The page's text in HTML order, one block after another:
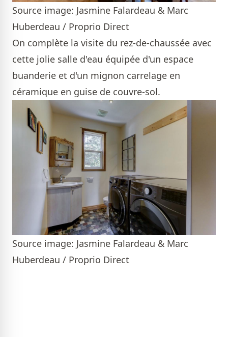
Source image: Jasmine Falardeau & Marc
Huberdeau / Proprio Direct
On complète la visite du rez-de-chaussée avec
cette jolie salle d'eau équipée d'un espace
buanderie et d'un mignon carrelage en
céramique en guise de couvre-sol.
Source image: Jasmine Falardeau & Marc
Huberdeau / Proprio Direct